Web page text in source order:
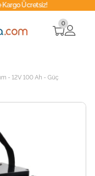
0
- 12V 100 Ah - Güç